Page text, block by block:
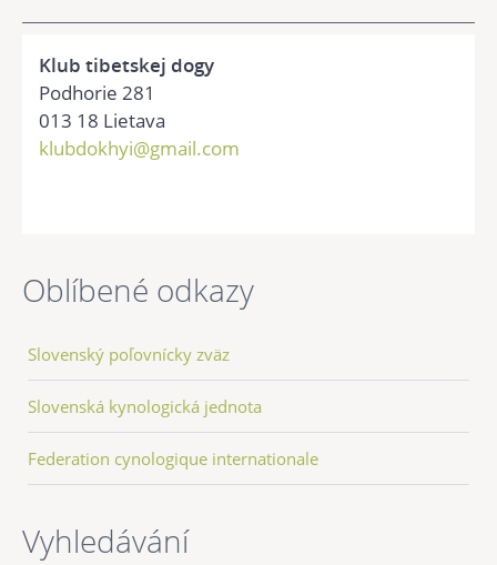
Klub tibetskej dogy
Podhorie 281
013 18 Lietava
klubdokhyi@gmail.com
Oblíbené odkazy
Slovenský poľovnícky zväz
Slovenská kynologická jednota
Federation cynologique internationale
Vyhledávání